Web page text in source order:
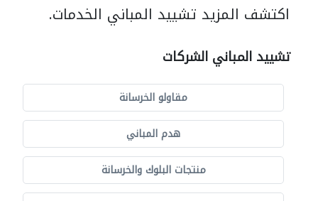
اكتشف المزيد تشييد المباني الخدمات.
تشييد المباني الشركات
مقاولو الخرسانة
هدم المباني
منتجات البلوك والخرسانة